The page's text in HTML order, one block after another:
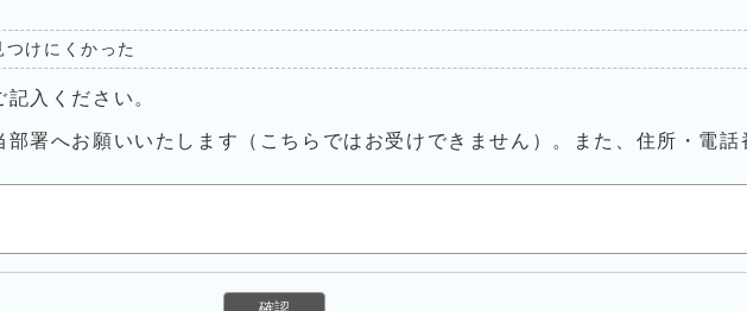
つけにくかった
入ください。
部署へお願いいたします（こちらではお受けできません）。また、住所・電